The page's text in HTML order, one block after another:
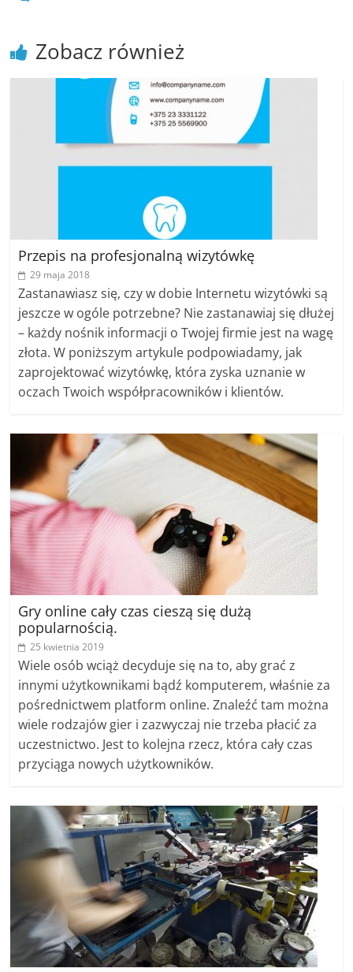
Zobacz również
Przepis na profesjonalną wizytówkę
29 maja 2018
Zastanawiasz się, czy w dobie Internetu wizytówki są
jeszcze w ogóle potrzebne? Nie zastanawiaj się dłużej
– każdy nośnik informacji o Twojej firmie jest na wagę
złota. W poniższym artykule podpowiadamy, jak
zaprojektować wizytówkę, która zyska uznanie w
oczach Twoich współpracowników i klientów.
Gry online cały czas cieszą się dużą
popularnością.
25 kwietnia 2019
Wiele osób wciąż decyduje się na to, aby grać z
innymi użytkownikami bądź komputerem, właśnie za
pośrednictwem platform online. Znaleźć tam można
wiele rodzajów gier i zazwyczaj nie trzeba płacić za
uczestnictwo. Jest to kolejna rzecz, która cały czas
przyciąga nowych użytkowników.